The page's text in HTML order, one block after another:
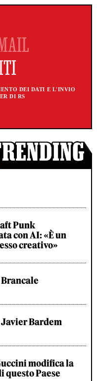
DEI DATI E L'INVIO
DI RS
Punk
con AI: «È un
creativo»
Bardem
modifica la
Paese